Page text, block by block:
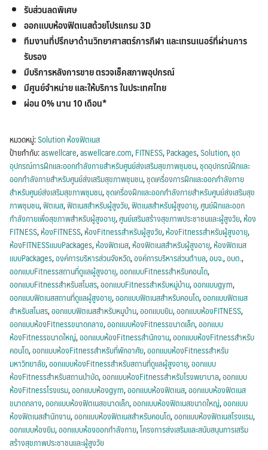
รับส่วนลดพิเศษ
ออกแบบห้องฟิตเนสด้วยโปรแกรม 3D
ทีมงานที่ปรึกษาด้านวิทยาศาสตร์การกีฬา และเทรนเนอร์ที่ผ่านการ
รับรอง
มีบริการหลังการขาย ตรวจเช็คสภาพอุปกรณ์
มีศูนย์จำหน่าย และให้บริการ ในประเทศไทย
ผ่อน 0% นาน 10 เดือน*
หมวดหมู่:Solution ห้องฟิตเนส
ป้ายกำกับ:aswellcare,aswellcare.com,FITNESS,Packages,Solution,ชุด
อุปกรณ์การฝึกและออกกำลังกายสำหรับศูนย์ส่งเสริมสุขภาพชุมชน,ชุดอุปกรณ์ฝึกและ
ออกกำลังกายสำหรับศูนย์ส่งเสริมสุขภาพชุมชน,ชุดเครื่องการฝึกและออกกำลังกาย
สำหรับศูนย์ส่งเสริมสุขภาพชุมชน,ชุดเครื่องฝึกและออกกำลังกายสำหรับศูนย์ส่งเสริมสุข
ภาพชุมชน,ฟิตเนส,ฟิตเนสสำหรับผู้สูงวัย,ฟิตเนสสำหรับผู้สูงอายุ,ศูนย์ฝึกและออก
กำลังกายเพื่อสุขภาพสำหรับผู้สูงอายุ,ศูนย์เสริมสร้างสุขภาพประชาชนและผู้สูงวัย,ห้อง
FITNESS,ห้องFITNESS,ห้องFitnessสำหรับผู้สูงวัย,ห้องFitnessสำหรับผู้สูงอายุ,
ห้องFITNESSแบบPackages,ห้องฟิตเนส,ห้องฟิตเนสสำหรับผู้สูงอายุ,ห้องฟิตเนส
แบบPackages,องค์การบริหารส่วนจังหวัด,องค์การบริหารส่วนตำบล,อบจ.,อบต.,
ออกแบบFitnessสถานที่ดูแลผู้สูงอายุ,ออกแบบFitnessสำหรับคอนโด,
ออกแบบFitnessสำหรับสโมสร,ออกแบบFitnessสำหรับหมู่บ้าน,ออกแบบgym,
ออกแบบฟิตเนสสถานที่ดูแลผู้สูงอายุ,ออกแบบฟิตเนสสำหรับคอนโด,ออกแบบฟิตเนส
สำหรับสโมสร,ออกแบบฟิตเนสสำหรับหมูบ้าน,ออกแบบยิม,ออกแบบห้องFITNESS,
ออกแบบห้องFitnessขนาดกลาง,ออกแบบห้องFitnessขนาดเล็ก,ออกแบบ
ห้องFitnessขนาดใหญ่,ออกแบบห้องFitnessสำนักงาน,ออกแบบห้องFitnessสำหรับ
คอนโด,ออกแบบห้องFitnessสำหรับที่พักอาศัย,ออกแบบห้องFitnessสำหรับ
มหาวิทยาลัย,ออกแบบห้องFitnessสำหรับสถานที่ดูแลผู้สูงอายุ,ออกแบบ
ห้องFitnessสำหรับสถานบำบัด,ออกแบบห้องFitnessสำหรับโรงพยาบาล,ออกแบบ
ห้องFitnessโรงแรม,ออกแบบห้องgym,ออกแบบห้องฟิตเนส,ออกแบบห้องฟิตเนส
ขนาดกลาง,ออกแบบห้องฟิตเนสขนาดเล็ก,ออกแบบห้องฟิตเนสขนาดใหญ่,ออกแบบ
ห้องฟิตเนสสำนักงาน,ออกแบบห้องฟิตเนสสำหรับคอนโด,ออกแบบห้องฟิตเนสโรงแรม,
ออกแบบห้องยิม,ออกแบบห้องออกกำลังกาย,โครงการส่งเสริมและสนับสนุนการเสริม
สร้างสุขภาพประชาชนและผู้สูงวัย